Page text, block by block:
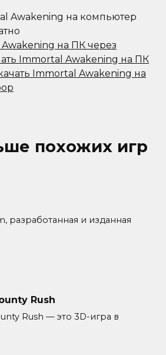
Awakening на компьютер
на ПК через
Immortal Awakening на ПК
Immortal Awakening на
похожих игр
разработанная и изданная
Rush
Rush — это 3D-игра в